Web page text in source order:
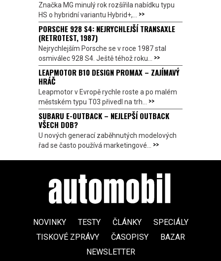
Značka MG minulý rok rozšířila nabídku typu
HS o hybridní variantu Hybrid+,... >>
PORSCHE 928 S4: NEJRYCHLEJŠÍ TRANSAXLE
(RETROTEST, 1987)
Nejrychlejším Porsche se v roce 1987 stal
osmiválec 928 S4. Ještě téhož roku... >>
LEAPMOTOR B10 DESIGN PROMAX – ZAJÍMAVÝ
HRÁČ
Leapmotor v Evropě rychle roste a po malém
městském typu T03 přivedl na trh... >>
SUBARU E-OUTBACK – NEJLEPŠÍ OUTBACK
VŠECH DOB?
U nových generací zaběhnutých modelových
řad se často používá marketingové... >>
NOVINKY TESTY ČLÁNKY
SPECIÁLY
TISKOVÉ ZPRÁVY
ČASOPISY
BAZAR
NEWSLETTER